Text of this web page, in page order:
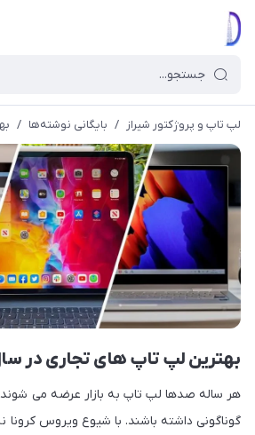
لپ تاپ و پروژکتور شیراز / بایگانی نوشته‌ها /
بهترین لپ‌ تاپ‌ های تجاری در سال
هر ساله صد‌ها لپ‌ تاپ به بازار عرضه می‌ شوند
گوناگونی داشته باشند. با شیوع ویروس کرونا